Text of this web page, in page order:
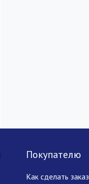
Покупателю
Как сделать заказ